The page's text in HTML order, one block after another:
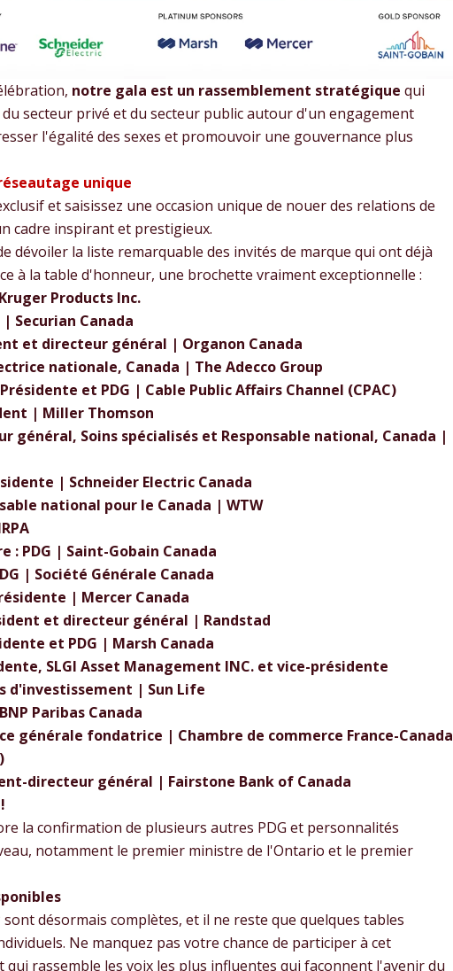
notre gala est un rassemblement stratégique qui
secteur privé et du secteur public autour d'un engagement
l'égalité des sexes et promouvoir une gouvernance plus
unique
et saisissez une occasion unique de nouer des relations de
cadre inspirant et prestigieux.
dévoiler la liste remarquable des invités de marque qui ont déjà
à la table d'honneur, une brochette vraiment exceptionnelle :
Products Inc.
Securian Canada
et directeur général | Organon Canada
nationale, Canada | The Adecco Group
et PDG | Cable Public Affairs Channel (CPAC)
| Miller Thomson
général, Soins spécialisés et Responsable national, Canada |
| Schneider Electric Canada
national pour le Canada | WTW
: PDG | Saint-Gobain Canada
| Société Générale Canada
| Mercer Canada
et directeur général | Randstad
et PDG | Marsh Canada
SLGI Asset Management INC. et vice-présidente
d'investissement | Sun Life
Paribas Canada
générale fondatrice | Chambre de commerce France-Canada
directeur général | Fairstone Bank of Canada
la confirmation de plusieurs autres PDG et personnalités
notamment le premier ministre de l'Ontario et le premier
désormais complètes, et il ne reste que quelques tables
Ne manquez pas votre chance de participer à cet
qui rassemble les voix les plus influentes qui façonnent l'avenir du